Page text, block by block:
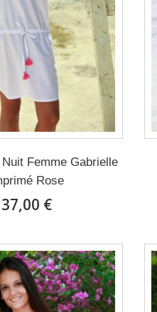
Femme Gabrielle
Rose
37,00 €